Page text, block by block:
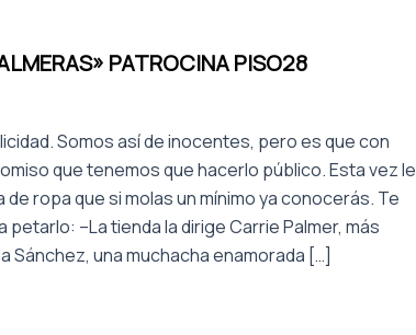
PATROCINA PISO28
Somos así de inocentes, pero es que con
que tenemos que hacerlo público. Esta vez le
ropa que si molas un mínimo ya conocerás. Te
–La tienda la dirige Carrie Palmer, más
Sánchez, una muchacha enamorada […]